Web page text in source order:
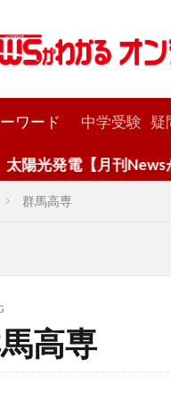
ワード 中学受験 疑
光発電【月刊Newsが
群馬高専
高専